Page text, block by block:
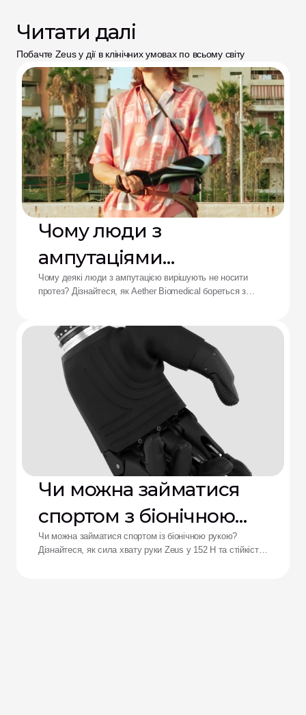
Читати далі
Побачте Zeus у дії в клінічних умовах по всьому світу
Чому люди з
ампутаціями
відмовляються від
Aether
Чому деякі люди з ампутацією вирішують не носити
протез? Дізнайтеся, як Aether Biomedical бореться з
Чи можна займатися
спортом з біонічною
рукою?
Чи можна займатися спортом із біонічною рукою?
Дізнайтеся, як сила хвату руки Zeus у 152 Н та стійкість